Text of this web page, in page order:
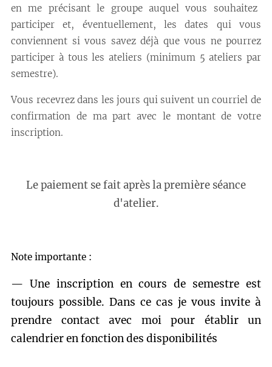
en me précisant le groupe auquel vous souhaitez
participer et, éventuellement, les dates qui vous
conviennent si vous savez déjà que vous ne pourrez
participer à tous les ateliers (minimum 5 ateliers par
semestre).
Vous recevrez dans les jours qui suivent un courriel de
confirmation de ma part avec le montant de votre
inscription.
Le paiement se fait après la première séance
d'atelier.
Note importante :
— Une inscription en cours de semestre est
toujours possible. Dans ce cas je vous invite à
prendre contact avec moi pour établir un
calendrier en fonction des disponibilités